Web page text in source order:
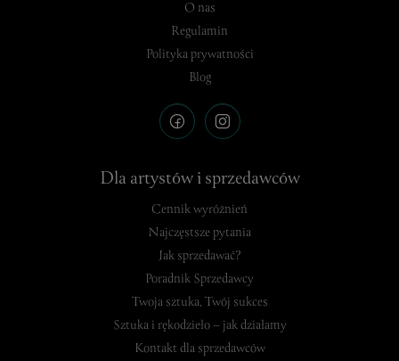
O nas
Regulamin
Polityka prywatności
Blog
Dla artystów i sprzedawców
Cennik wyróżnień
Najczęstsze pytania
Jak sprzedawać?
Poradnik Sprzedawcy
Twoja sztuka, Twój sukces
Sztuka i rękodzieło – jak działamy
Kontakt dla sprzedawców